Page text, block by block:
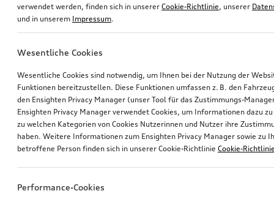
verwendet werden, finden sich in unserer Cookie-Richtlinie, unserer
und in unserem Impressum.
Wesentliche Cookies
Wesentliche Cookies sind notwendig, um Ihnen bei der Nutzung der
Funktionen bereitzustellen. Diese Funktionen umfassen z. B. den
den Ensighten Privacy Manager (unser Tool für das Zustimmungs-
Ensighten Privacy Manager verwendet Cookies, um Informationen dazu
zu welchen Kategorien von Cookies Nutzerinnen und Nutzer ihre
haben. Weitere Informationen zum Ensighten Privacy Manager sowie zu
betroffene Person finden sich in unserer Cookie-Richtlinie Cookie-
Performance-Cookies